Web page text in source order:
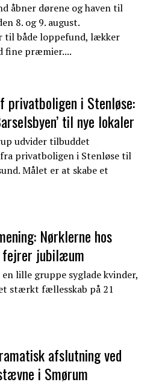
åbner dørene og haven til
8. og 9. august.
til både loppefund, lækker
fine præmier....
privatboligen i Stenløse:
til nye lokaler
udvider tilbuddet
privatboligen i Stenløse til
Målet er at skabe et
Nørklerne hos
fejrer jubilæum
lille gruppe syglade kvinder,
stærkt fællesskab på 21
afslutning ved
i Smørum